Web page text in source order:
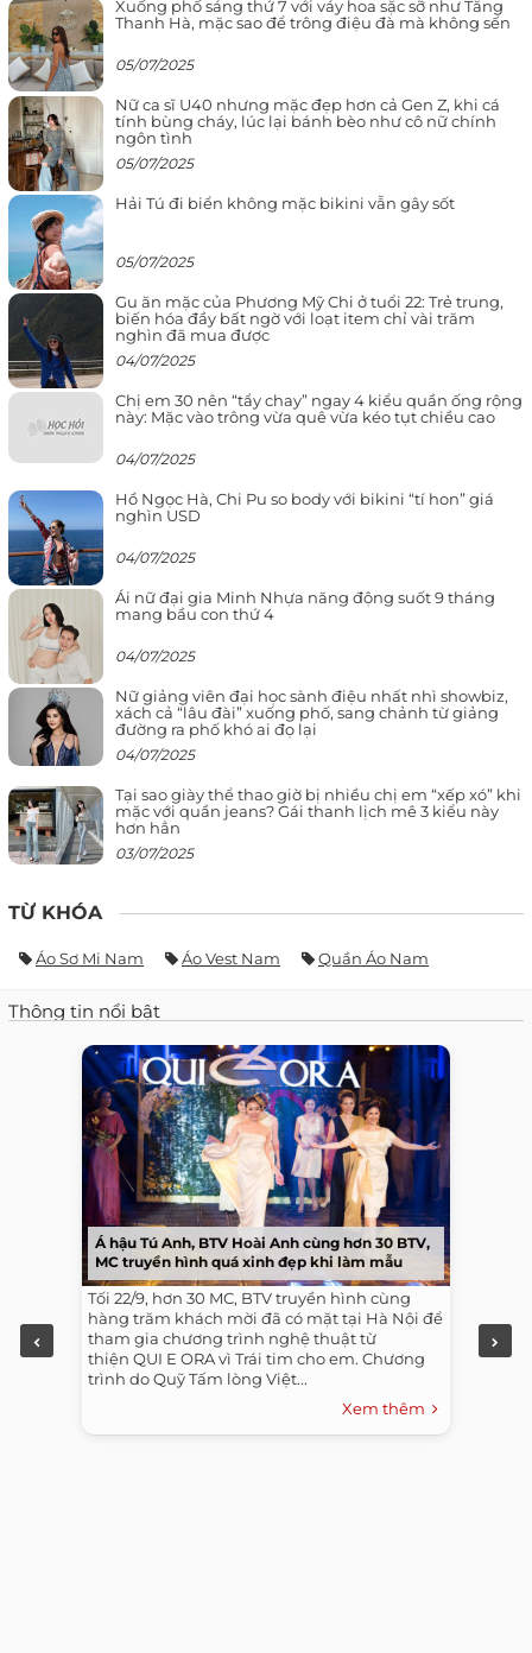
Xuống phố sáng thứ 7 với váy hoa sặc sỡ như Tăng
Thanh Hà, mặc sao để trông điệu đà mà không sến
05/07/2025
Nữ ca sĩ U40 nhưng mặc đẹp hơn cả Gen Z, khi cá
tính bùng cháy, lúc lại bánh bèo như cô nữ chính
ngôn tình
05/07/2025
Hải Tú đi biển không mặc bikini vẫn gây sốt
05/07/2025
Gu ăn mặc của Phương Mỹ Chi ở tuổi 22: Trẻ trung,
biến hóa đầy bất ngờ với loạt item chỉ vài trăm
nghìn đã mua được
04/07/2025
Chị em 30 nên “tẩy chay” ngay 4 kiểu quần ống rộng
này: Mặc vào trông vừa quê vừa kéo tụt chiều cao
04/07/2025
Hồ Ngọc Hà, Chi Pu so body với bikini “tí hon” giá
nghìn USD
04/07/2025
Ái nữ đại gia Minh Nhựa năng động suốt 9 tháng
mang bầu con thứ 4
04/07/2025
Nữ giảng viên đại học sành điệu nhất nhì showbiz,
xách cả “lâu đài” xuống phố, sang chảnh từ giảng
đường ra phố khó ai đọ lại
04/07/2025
Tại sao giày thể thao giờ bị nhiều chị em “xếp xó” khi
mặc với quần jeans? Gái thanh lịch mê 3 kiểu này
hơn hẳn
03/07/2025
TỪ KHÓA
Áo Sơ Mi Nam Áo Vest Nam Quần Áo Nam
Thông tin nổi bật
Á hậu Tú Anh, BTV Hoài Anh cùng hơn 30 BTV,
MC truyền hình quá xinh đẹp khi làm mẫu
Tối 22/9, hơn 30 MC, BTV truyền hình cùng
hàng trăm khách mời đã có mặt tại Hà Nội để
tham gia chương trình nghệ thuật từ
thiện QUI E ORA vì Trái tim cho em. Chương
trình do Quỹ Tấm lòng Việt...
Xem thêm